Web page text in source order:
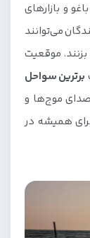
و بازارهای
می‌توانند
موقعیت
برترین سواحل
صدای موج‌ها و
همیشه در